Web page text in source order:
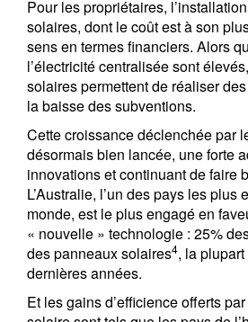
Pour les propriétaires,
solaires, dont le coût est à son
sens en termes financiers. Alors
l’électricité centralisée sont
solaires permettent de réaliser
la baisse des subventions.
Cette croissance déclenchée par
désormais bien lancée, une forte
innovations et continuant de faire
L’Australie, l’un des pays les plus
monde, est le plus engagé en
« nouvelle » technologie : 25%
des panneaux solaires4, la
dernières années.
Et les gains d’efficience offerts